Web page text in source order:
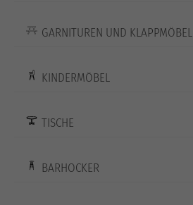
GARNITUREN UND KLAPPMÖBEL
KINDERMÖBEL
TISCHE
BARHOCKER